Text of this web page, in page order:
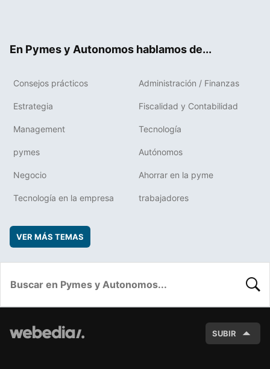
En Pymes y Autonomos hablamos de...
Consejos prácticos Administración / Finanzas
Estrategia Fiscalidad y Contabilidad
Management Tecnología
pymes Autónomos
Negocio Ahorrar en la pyme
Tecnología en la empresa trabajadores
VER MÁS TEMAS
SUBIR